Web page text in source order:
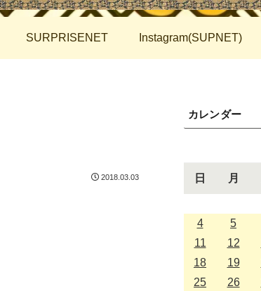
SURPRISENET Instagram(SUPNET)
2018.03.03
カレンダー
日 月
4
5
11
12
18
19
25
26